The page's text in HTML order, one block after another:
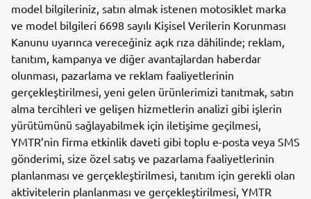
model bilgileriniz, satın almak istenen motosiklet marka
ve model bilgileri 6698 sayılı Kişisel Verilerin Korunması
Kanunu uyarınca vereceğiniz açık rıza dâhilinde; reklam,
tanıtım, kampanya ve diğer avantajlardan haberdar
olunması, pazarlama ve reklam faaliyetlerinin
gerçekleştirilmesi, yeni gelen ürünlerimizi tanıtmak, satın
alma tercihleri ve gelişen hizmetlerin analizi gibi işlerin
yürütümünü sağlayabilmek için iletişime geçilmesi,
YMTR’nin firma etkinlik daveti gibi toplu e-posta veya SMS
gönderimi, size özel satış ve pazarlama faaliyetlerinin
planlanması ve gerçekleştirilmesi, tanıtım için gerekli olan
aktivitelerin planlanması ve gerçekleştirilmesi, YMTR